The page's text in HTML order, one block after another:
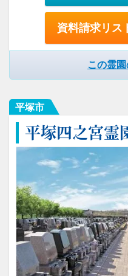
資料請求リス
この霊
平塚市
平塚四之宮霊